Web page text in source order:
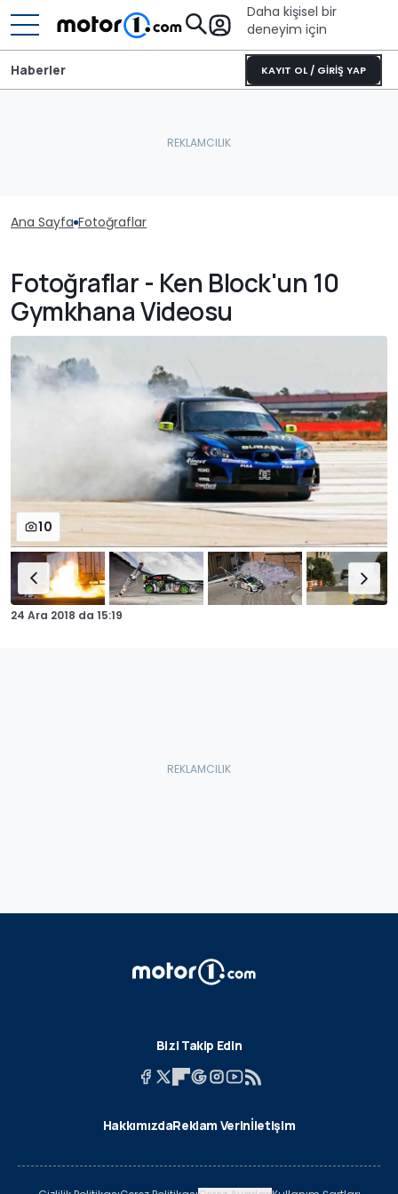
Daha kişisel bir
deneyim için
KAYIT OL / GİRİŞ YAP
Haberler
Ana Sayfa Fotoğraflar
Fotoğraflar - Ken Block'un 10
Gymkhana Videosu
10
24 Ara 2018 da 15:19
Bizi Takip Edin
HakkımızdaReklam Verinİletişim